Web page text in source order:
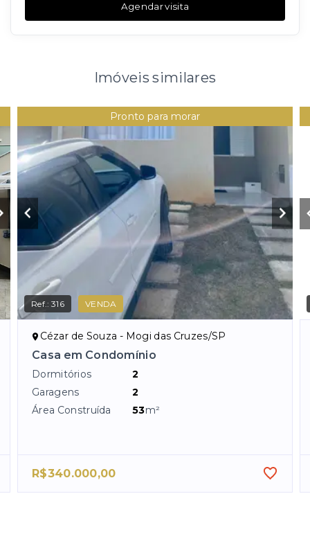
Agendar visita
Imóveis similares
Pronto para morar
Ref.:316 VENDA
Cézar de Souza - Mogi das Cruzes/SP
Casa em Condomínio
Dormitórios
2
Garagens
2
Área Construída
53m²
R$340.000,00